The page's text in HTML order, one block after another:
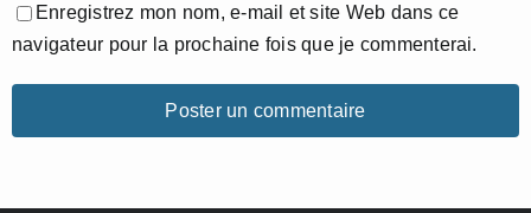
Enregistrez mon nom, e-mail et site Web dans ce
navigateur pour la prochaine fois que je commenterai.